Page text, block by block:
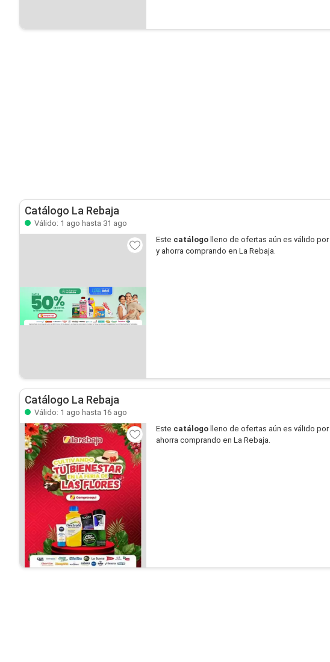
Catálogo La Rebaja
Válido: 1 ago hasta 31 ago
Este catálogo lleno de ofertas aún es válido por
y ahorra comprando en La Rebaja.
Catálogo La Rebaja
Válido: 1 ago hasta 16 ago
Este catálogo lleno de ofertas aún es válido por
ahorra comprando en La Rebaja.